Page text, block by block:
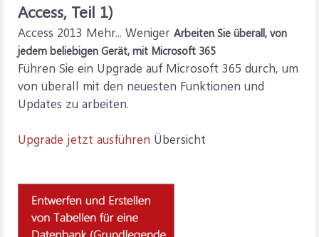
Access, Teil 1)
Access 2013 Mehr... Weniger Arbeiten Sie überall, von
jedem beliebigen Gerät, mit Microsoft 365
Führen Sie ein Upgrade auf Microsoft 365 durch, um
von überall mit den neuesten Funktionen und
Updates zu arbeiten.
Upgrade jetzt ausführen Übersicht